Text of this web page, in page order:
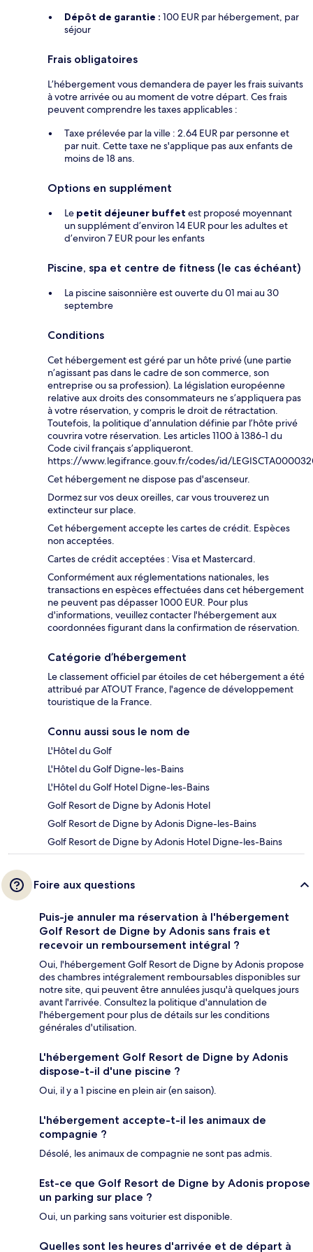
Dépôt de garantie : 100 EUR par hébergement, par
séjour
Frais obligatoires
L’hébergement vous demandera de payer les frais suivants
à votre arrivée ou au moment de votre départ. Ces frais
peuvent comprendre les taxes applicables :
Taxe prélevée par la ville : 2.64 EUR par personne et
par nuit. Cette taxe ne s'applique pas aux enfants de
moins de 18 ans.
Options en supplément
Le petit déjeuner buffet est proposé moyennant
un supplément d’environ 14 EUR pour les adultes et
d’environ 7 EUR pour les enfants
Piscine, spa et centre de fitness (le cas échéant)
La piscine saisonnière est ouverte du 01 mai au 30
septembre
Conditions
Cet hébergement est géré par un hôte privé (une partie
n’agissant pas dans le cadre de son commerce, son
entreprise ou sa profession). La législation européenne
relative aux droits des consommateurs ne s’appliquera pas
à votre réservation, y compris le droit de rétractation.
Toutefois, la politique d’annulation définie par l’hôte privé
couvrira votre réservation. Les articles 1100 à 1386-1 du
Code civil français s’appliqueront.
https://www.legifrance.gouv.fr/codes/id/
Cet hébergement ne dispose pas d'ascenseur.
Dormez sur vos deux oreilles, car vous trouverez un
extincteur sur place.
Cet hébergement accepte les cartes de crédit. Espèces
non acceptées.
Cartes de crédit acceptées : Visa et Mastercard.
Conformément aux réglementations nationales, les
transactions en espèces effectuées dans cet hébergement
ne peuvent pas dépasser 1000 EUR. Pour plus
d'informations, veuillez contacter l'hébergement aux
coordonnées figurant dans la confirmation de réservation.
Catégorie d’hébergement
Le classement officiel par étoiles de cet hébergement a été
attribué par ATOUT France, l'agence de développement
touristique de la France.
Connu aussi sous le nom de
L'Hôtel du Golf
L'Hôtel du Golf Digne-les-Bains
L'Hôtel du Golf Hotel Digne-les-Bains
Golf Resort de Digne by Adonis Hotel
Golf Resort de Digne by Adonis Digne-les-Bains
Golf Resort de Digne by Adonis Hotel Digne-les-Bains
Foire aux questions
Puis-je annuler ma réservation à l'hébergement
Golf Resort de Digne by Adonis sans frais et
recevoir un remboursement intégral ?
Oui, l'hébergement Golf Resort de Digne by Adonis propose
des chambres intégralement remboursables disponibles sur
notre site, qui peuvent être annulées jusqu'à quelques jours
avant l'arrivée. Consultez la politique d'annulation de
l'hébergement pour plus de détails sur les conditions
générales d'utilisation.
L'hébergement Golf Resort de Digne by Adonis
dispose-t-il d'une piscine ?
Oui, il y a 1 piscine en plein air (en saison).
L'hébergement accepte-t-il les animaux de
compagnie ?
Désolé, les animaux de compagnie ne sont pas admis.
Est-ce que Golf Resort de Digne by Adonis propose
un parking sur place ?
Oui, un parking sans voiturier est disponible.
Quelles sont les heures d'arrivée et de départ à